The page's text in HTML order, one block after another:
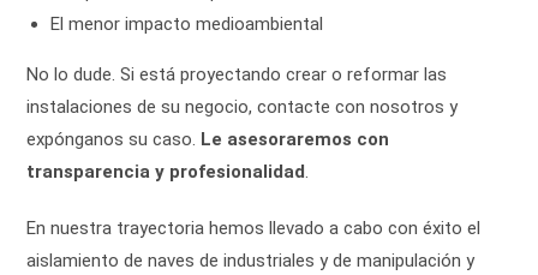
El menor impacto medioambiental
No lo dude. Si está proyectando crear o reformar las
instalaciones de su negocio, contacte con nosotros y
expónganos su caso. Le asesoraremos con
transparencia y profesionalidad.
En nuestra trayectoria hemos llevado a cabo con éxito el
aislamiento de naves de industriales y de manipulación y